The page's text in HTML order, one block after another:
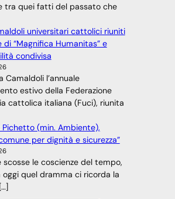
tra quei fatti del passato che
universitari cattolici riuniti
di “Magnifica Humanitas” e
condivisa
Camaldoli l’annuale
estivo della Federazione
cattolica italiana (Fuci), riunita
Pichetto (min. Ambiente),
per dignità e sicurezza”
scosse le coscienze del tempo,
oggi quel dramma ci ricorda la